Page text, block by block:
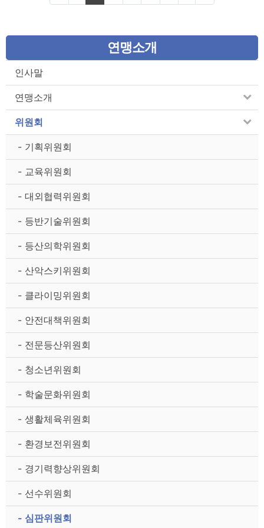
연맹소개
인사말
연맹소개
위원회
- 기획위원회
- 교육위원회
- 대외협력위원회
- 등반기술위원회
- 등산의학위원회
- 산악스키위원회
- 클라이밍위원회
- 안전대책위원회
- 전문등산위원회
- 청소년위원회
- 학술문화위원회
- 생활체육위원회
- 환경보전위원회
- 경기력향상위원회
- 선수위원회
- 심판위원회